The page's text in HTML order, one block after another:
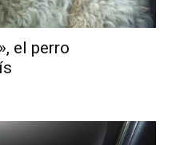
el perro